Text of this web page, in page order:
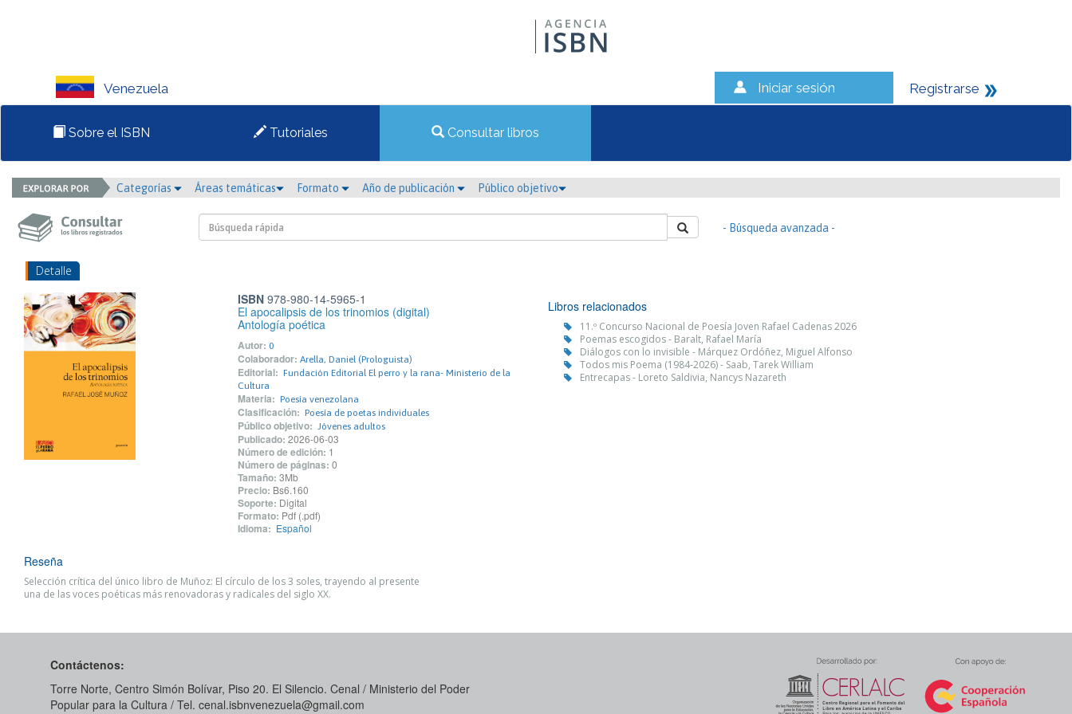
Venezuela Iniciar sesión Registrarse
Sobre el ISBN Tutoriales Consultar libros
Categorías Áreas temáticas Formato Año de publicación Público objetivo
- Búsqueda avanzada -
Detalle
ISBN978-980-14-5965-1
El apocalipsis de los trinomios (digital)
Antología poética
Autor: 0
Colaborador: Arella, Daniel (Prologuista)
Editorial: Fundación Editorial El perro y la rana- Ministerio de la
Cultura
Materia: Poesía venezolana
Clasificación: Poesía de poetas individuales
Público objetivo: Jóvenes adultos
Publicado: 2026-06-03
Número de edición: 1
Número de páginas: 0
Tamaño: 3Mb
Precio: Bs6.160
Soporte: Digital
Formato: Pdf (.pdf)
Idioma: Español
Libros relacionados
11.º Concurso Nacional de Poesía Joven Rafael Cadenas 2026
Poemas escogidos - Baralt, Rafael María
Diálogos con lo invisible - Márquez Ordóñez, Miguel Alfonso
Todos mis Poema (1984-2026) - Saab, Tarek William
Entrecapas - Loreto Saldivia, Nancys Nazareth
Reseña
Selección crítica del único libro de Muñoz: El círculo de los 3 soles, trayendo al presente
una de las voces poéticas más renovadoras y radicales del siglo XX.
Contáctenos:
Torre Norte, Centro Simón Bolívar, Piso 20. El Silencio. Cenal / Ministerio del Poder
Popular para la Cultura / Tel. cenal.isbnvenezuela@gmail.com